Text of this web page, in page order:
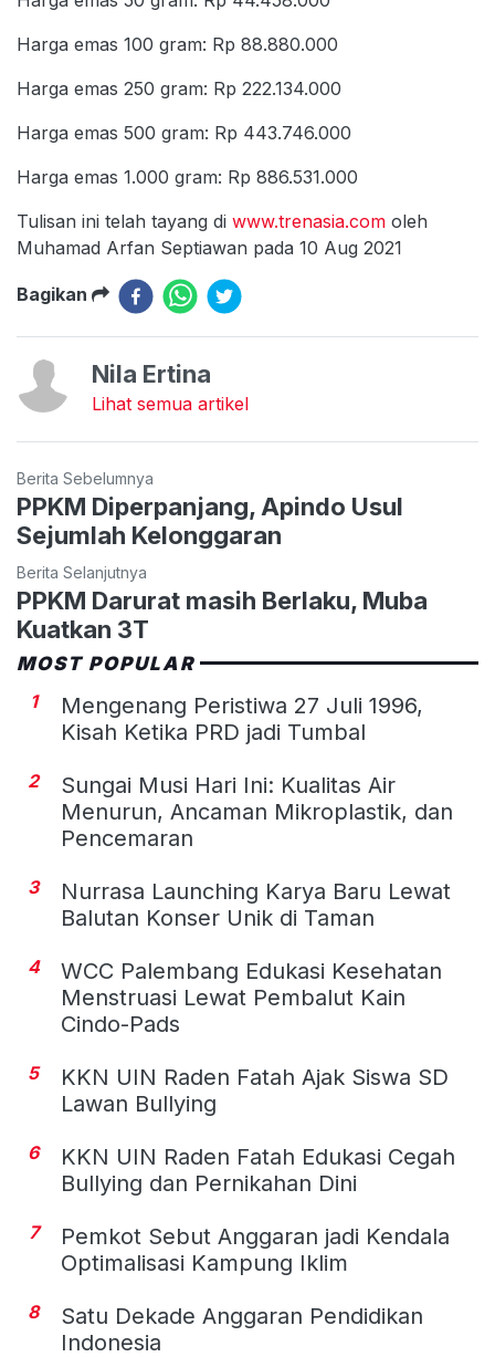
Harga emas 100 gram: Rp 88.880.000
Harga emas 250 gram: Rp 222.134.000
Harga emas 500 gram: Rp 443.746.000
Harga emas 1.000 gram: Rp 886.531.000
Tulisan ini telah tayang di www.trenasia.com oleh
Muhamad Arfan Septiawan pada 10 Aug 2021
Bagikan
Nila Ertina
Lihat semua artikel
Berita Sebelumnya
PPKM Diperpanjang, Apindo Usul
Sejumlah Kelonggaran
Berita Selanjutnya
PPKM Darurat masih Berlaku, Muba
Kuatkan 3T
MOST POPULAR
1
Mengenang Peristiwa 27 Juli 1996,
Kisah Ketika PRD jadi Tumbal
2
Sungai Musi Hari Ini: Kualitas Air
Menurun, Ancaman Mikroplastik, dan
Pencemaran
3
Nurrasa Launching Karya Baru Lewat
Balutan Konser Unik di Taman
4
WCC Palembang Edukasi Kesehatan
Menstruasi Lewat Pembalut Kain
Cindo-Pads
5
KKN UIN Raden Fatah Ajak Siswa SD
Lawan Bullying
6
KKN UIN Raden Fatah Edukasi Cegah
Bullying dan Pernikahan Dini
7
Pemkot Sebut Anggaran jadi Kendala
Optimalisasi Kampung Iklim
8
Satu Dekade Anggaran Pendidikan
Indonesia